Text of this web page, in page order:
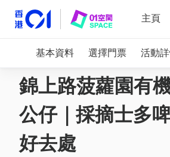
主頁
基本資料 選擇門票 活動
錦上路菠蘿園有
公仔｜採摘士多
好去處